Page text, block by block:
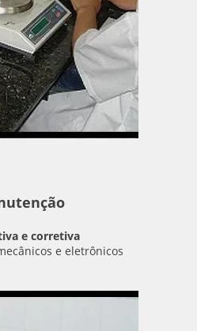
e corretiva
e eletrônicos